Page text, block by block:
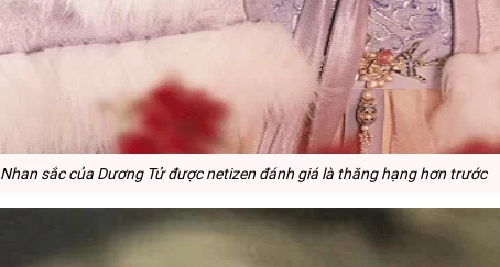
Nhan sắc của Dương Tử được netizen đánh giá là thăng hạng hơn trước